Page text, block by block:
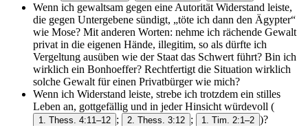
Wenn ich gewaltsam gegen eine Autorität Widerstand leiste,
die gegen Untergebene sündigt, „töte ich dann den Ägypter“
wie Mose? Mit anderen Worten: nehme ich rächende Gewalt
privat in die eigenen Hände, illegitim, so als dürfte ich
Vergeltung ausüben wie der Staat das Schwert führt? Bin ich
wirklich ein Bonhoeffer? Rechtfertigt die Situation wirklich
solche Gewalt für einen Privatbürger wie mich?
Wenn ich Widerstand leiste, strebe ich trotzdem ein stilles
Leben an, gottgefällig und in jeder Hinsicht würdevoll (
1. Thess. 4:11–12 ; 2. Thess. 3:12 ; 1. Tim. 2:1–2 )?